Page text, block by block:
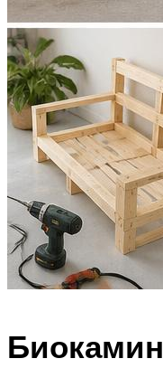
Биокамин